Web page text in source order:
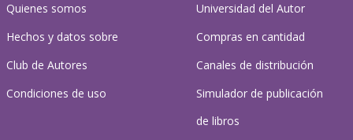
Quienes somos
Hechos y datos sobre
Club de Autores
Condiciones de uso
Universidad del Autor
Compras en cantidad
Canales de distribución
Simulador de publicación
de libros